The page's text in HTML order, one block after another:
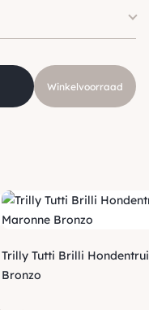
Winkelvoorraad
Trilly Tutti Brilli
Bronzo